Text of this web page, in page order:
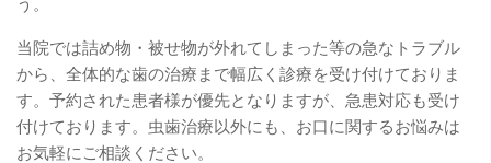
う。
当院では詰め物・被せ物が外れてしまった等の急なトラブル
から、全体的な歯の治療まで幅広く診療を受け付けておりま
す。予約された患者様が優先となりますが、急患対応も受け
付けております。虫歯治療以外にも、お口に関するお悩みは
お気軽にご相談ください。